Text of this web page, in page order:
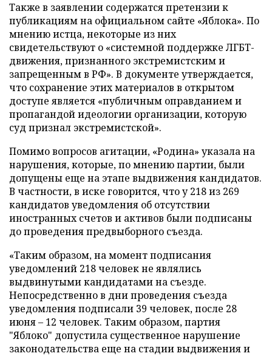
Также в заявлении содержатся претензии к
публикациям на официальном сайте «Яблока». По
мнению истца, некоторые из них
свидетельствуют о «системной поддержке ЛГБТ-
движения, признанного экстремистским и
запрещенным в РФ». В документе утверждается,
что сохранение этих материалов в открытом
доступе является «публичным оправданием и
пропагандой идеологии организации, которую
суд признал экстремистской».
Помимо вопросов агитации, «Родина» указала на
нарушения, которые, по мнению партии, были
допущены еще на этапе выдвижения кандидатов.
В частности, в иске говорится, что у 218 из 269
кандидатов уведомления об отсутствии
иностранных счетов и активов были подписаны
до проведения предвыборного съезда.
«Таким образом, на момент подписания
уведомлений 218 человек не являлись
выдвинутыми кандидатами на съезде.
Непосредственно в дни проведения съезда
уведомления подписали 39 человек, после 28
июня – 12 человек. Таким образом, партия
"Яблоко" допустила существенное нарушение
законодательства еще на стадии выдвижения и